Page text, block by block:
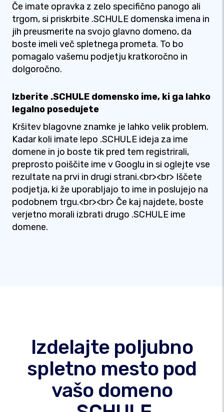
Če imate opravka z zelo specifično panogo ali
trgom, si priskrbite .SCHULE domenska imena in
jih preusmerite na svojo glavno domeno, da
boste imeli več spletnega prometa. To bo
pomagalo vašemu podjetju kratkoročno in
dolgoročno.
Izberite .SCHULE domensko ime, ki ga lahko
legalno posedujete
Kršitev blagovne znamke je lahko velik problem.
Kadar koli imate lepo .SCHULE ideja za ime
domene in jo boste tik pred tem registrirali,
preprosto poiščite ime v Googlu in si oglejte vse
rezultate na prvi in ​​drugi strani.<br><br> Iščete
podjetja, ki že uporabljajo to ime in poslujejo na
podobnem trgu.<br><br> Če kaj najdete, boste
verjetno morali izbrati drugo .SCHULE ime
domene.
Izdelajte poljubno
spletno mesto pod
vašo domeno